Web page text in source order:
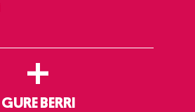
+
GURE BERRI